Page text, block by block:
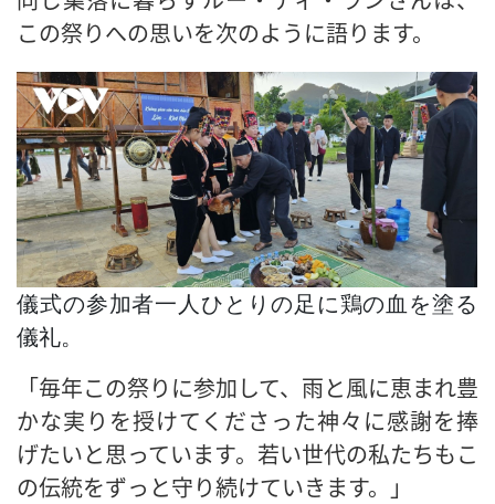
この祭りへの思いを次のように語ります。
儀式の参加者一人ひとりの足に鶏の血を塗る
儀礼。
「毎年この祭りに参加して、雨と風に恵まれ豊
かな実りを授けてくださった神々に感謝を捧
げたいと思っています。若い世代の私たちもこ
の伝統をずっと守り続けていきます。」